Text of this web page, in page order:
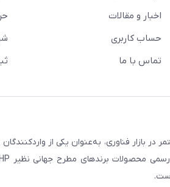
اخبار و مقالات
حساب کاربری
تماس با ما
در بازار فناوری، به‌عنوان یکی از